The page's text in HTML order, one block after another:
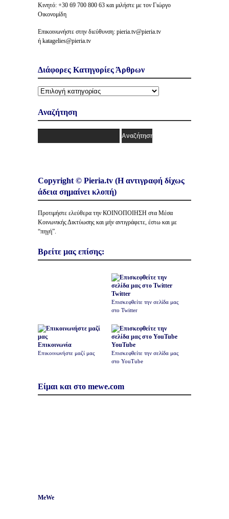
Κινητό: +30 69 700 800 63 και μιλήστε με τον Γιώργο
Οικονομίδη
Επικοινωνήστε στην διεύθυνση: pieria.tv@pieria.tv
ή katagelies@pieria.tv
Διάφορες Κατηγορίες Άρθρων
Διάφορες
Άρθρων
Αναζήτηση
Copyright © Pieria.tv (Η αντιγραφή δίχως
άδεια σημαίνει κλοπή)
Προτιμήστε ελεύθερα την ΚΟΙΝΟΠΟΙΗΣΗ στα Μέσα
Κοινωνικής Δικτύωσης και μήν αντιγράφετε, έστω και με
“πηγή”.
Βρείτε μας επίσης:
Twitter
Επισκεφθείτε την σελίδα μας
στο Twitter
Επικοινωνία
Επικοινωνήστε μαζί μας
YouTube
Επισκεφθείτε την σελίδα μας
στο YouTube
Είμαι και στο mewe.com
MeWe